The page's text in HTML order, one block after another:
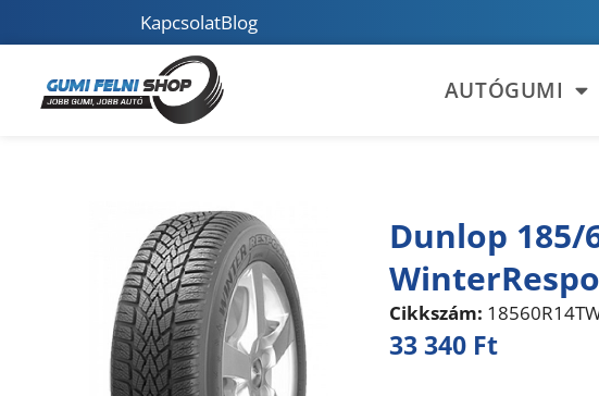
KapcsolatBlog
AUTÓGUMI
Dunlop 185/
Cikkszám:
33 340 Ft